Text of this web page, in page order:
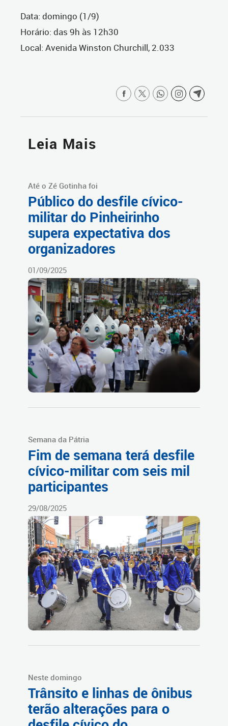
Data: domingo (1/9)
Horário: das 9h às 12h30
Local: Avenida Winston Churchill, 2.033
Leia Mais
Até o Zé Gotinha foi
Público do desfile cívico-
militar do Pinheirinho
supera expectativa dos
organizadores
01/09/2025
Semana da Pátria
Fim de semana terá desfile
cívico-militar com seis mil
participantes
29/08/2025
Neste domingo
Trânsito e linhas de ônibus
terão alterações para o